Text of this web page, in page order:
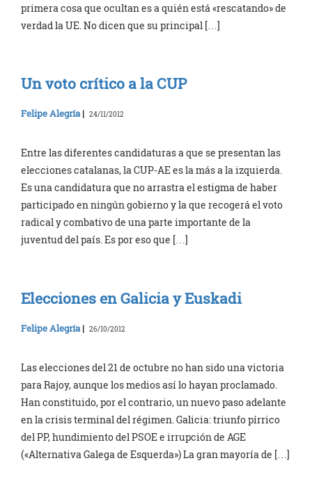
primera cosa que ocultan es a quién está «rescatando» de
verdad la UE. No dicen que su principal […]
Un voto crítico a la CUP
Felipe Alegría | 24/11/2012
Entre las diferentes candidaturas a que se presentan las
elecciones catalanas, la CUP-AE es la más a la izquierda.
Es una candidatura que no arrastra el estigma de haber
participado en ningún gobierno y la que recogerá el voto
radical y combativo de una parte importante de la
juventud del país. Es por eso que […]
Elecciones en Galicia y Euskadi
Felipe Alegría | 26/10/2012
Las elecciones del 21 de octubre no han sido una victoria
para Rajoy, aunque los medios así lo hayan proclamado.
Han constituido, por el contrario, un nuevo paso adelante
en la crisis terminal del régimen. Galicia: triunfo pírrico
del PP, hundimiento del PSOE e irrupción de AGE
(«Alternativa Galega de Esquerda») La gran mayoría de […]